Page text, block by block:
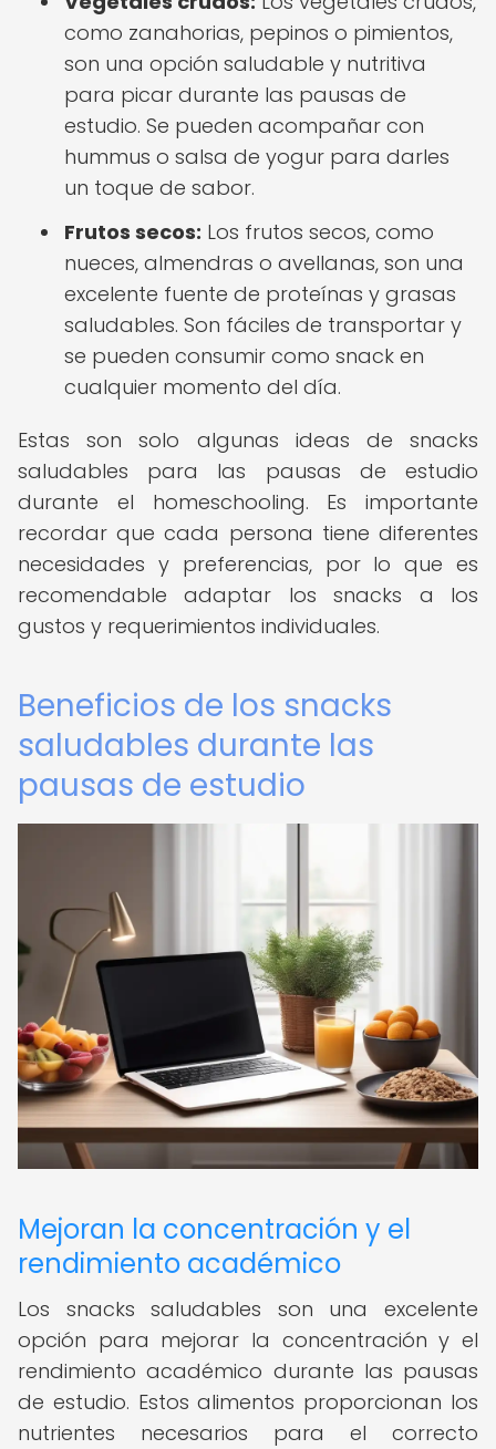
como zanahorias, pepinos o pimientos,
son una opción saludable y nutritiva
para picar durante las pausas de
estudio. Se pueden acompañar con
hummus o salsa de yogur para darles
un toque de sabor.
Frutos secos: Los frutos secos, como
nueces, almendras o avellanas, son una
excelente fuente de proteínas y grasas
saludables. Son fáciles de transportar y
se pueden consumir como snack en
cualquier momento del día.
Estas son solo algunas ideas de snacks
saludables para las pausas de estudio
durante el homeschooling. Es importante
recordar que cada persona tiene diferentes
necesidades y preferencias, por lo que es
recomendable adaptar los snacks a los
gustos y requerimientos individuales.
Beneficios de los snacks
saludables durante las
pausas de estudio
Mejoran la concentración y el
rendimiento académico
Los snacks saludables son una excelente
opción para mejorar la concentración y el
rendimiento académico durante las pausas
de estudio. Estos alimentos proporcionan los
nutrientes necesarios para el correcto